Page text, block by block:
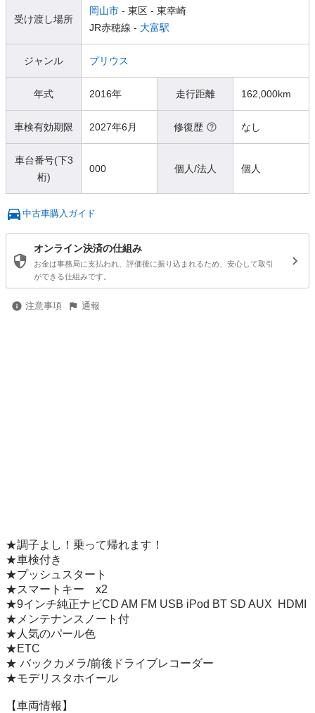
受け渡し場所
岡山市 - 東区 - 東幸崎
JR赤穂線 - 大富駅
ジャンル プリウス
年式 2016年 走行距離 162,000km
車検有効期限 2027年6月 修復歴 なし
車台番号(下3
桁)
000 個人/法人 個人
中古車購入ガイド
オンライン決済の仕組み
お金は事務局に支払われ、評価後に振り込まれるため、安心して取引
ができる仕組みです。
注意事項 通報
★調子よし！乗って帰れます！
★車検付き
★プッシュスタート
★スマートキー　x2
★9インチ純正ナビCD AM FM USB iPod BT SD AUX  HDMI
★メンテナンスノート付
★人気のパール色
★ETC
★ バックカメラ/前後ドライブレコーダー
★モデリスタホイール
【車両情報】